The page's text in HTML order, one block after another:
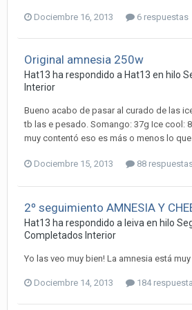
Dociembre 16, 2013 6 respuestas
Original amnesia 250w
Hat13 ha respondido a Hat13 en hilo
Interior
Bueno acabo de pasar al curado de las
tb las e pesado. Somango: 37g Ice cool:
muy contentó eso es más o menos lo
Dociembre 15, 2013 88
2º seguimiento AMNESIA Y
Hat13 ha respondido a leiva en hilo
Completados Interior
Yo las veo muy bien! La amnesia está
Dociembre 14, 2013 184